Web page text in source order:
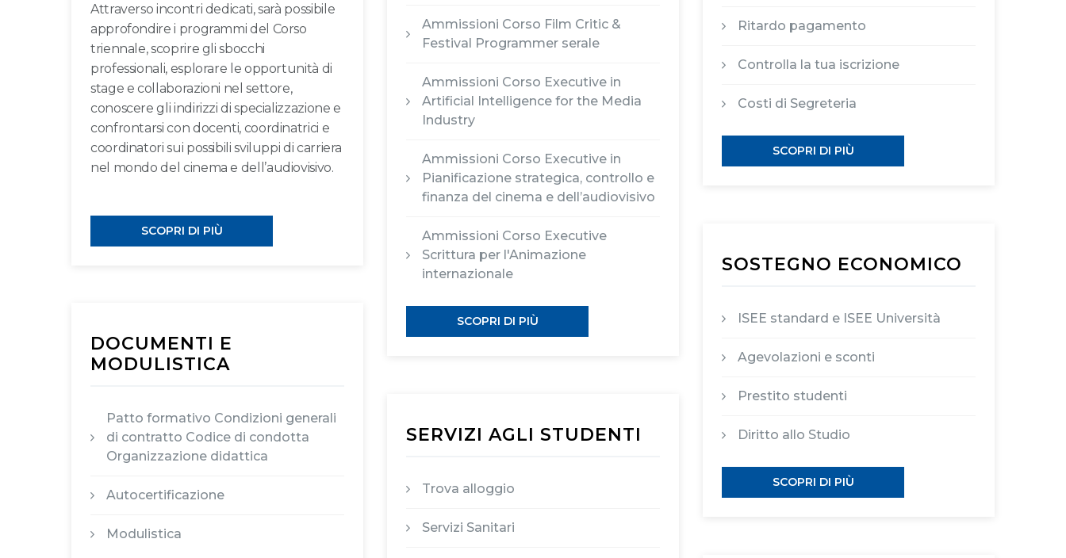
Attraverso incontri dedicati, sarà possibile
approfondire i programmi del Corso
triennale, scoprire gli sbocchi
professionali, esplorare le opportunità di
stage e collaborazioni nel settore,
conoscere gli indirizzi di specializzazione e
confrontarsi con docenti, coordinatrici e
coordinatori sui possibili sviluppi di carriera
nel mondo del cinema e dell’audiovisivo.
SCOPRI DI PIÙ
Ammissioni Corso Film Critic &
Festival Programmer serale
Ammissioni Corso Executive in
Artificial Intelligence for the Media
Industry
Ammissioni Corso Executive in
Pianificazione strategica, controllo e
finanza del cinema e dell’audiovisivo
Ammissioni Corso Executive
Scrittura per l'Animazione
internazionale
SCOPRI DI PIÙ
Ritardo pagamento
Controlla la tua iscrizione
Costi di Segreteria
SCOPRI DI PIÙ
SOSTEGNO ECONOMICO
ISEE standard e ISEE Università
Agevolazioni e sconti
Prestito studenti
Diritto allo Studio
SCOPRI DI PIÙ
DOCUMENTI E
MODULISTICA
Patto formativo Condizioni generali
di contratto Codice di condotta
Organizzazione didattica
Autocertificazione
Modulistica
SERVIZI AGLI STUDENTI
Trova alloggio
Servizi Sanitari